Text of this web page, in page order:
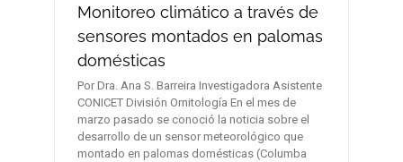
Monitoreo climático a través de
sensores montados en palomas
domésticas
Por Dra. Ana S. Barreira Investigadora Asistente
CONICET División Ornitología En el mes de
marzo pasado se conoció la noticia sobre el
desarrollo de un sensor meteorológico que
montado en palomas domésticas (Columba